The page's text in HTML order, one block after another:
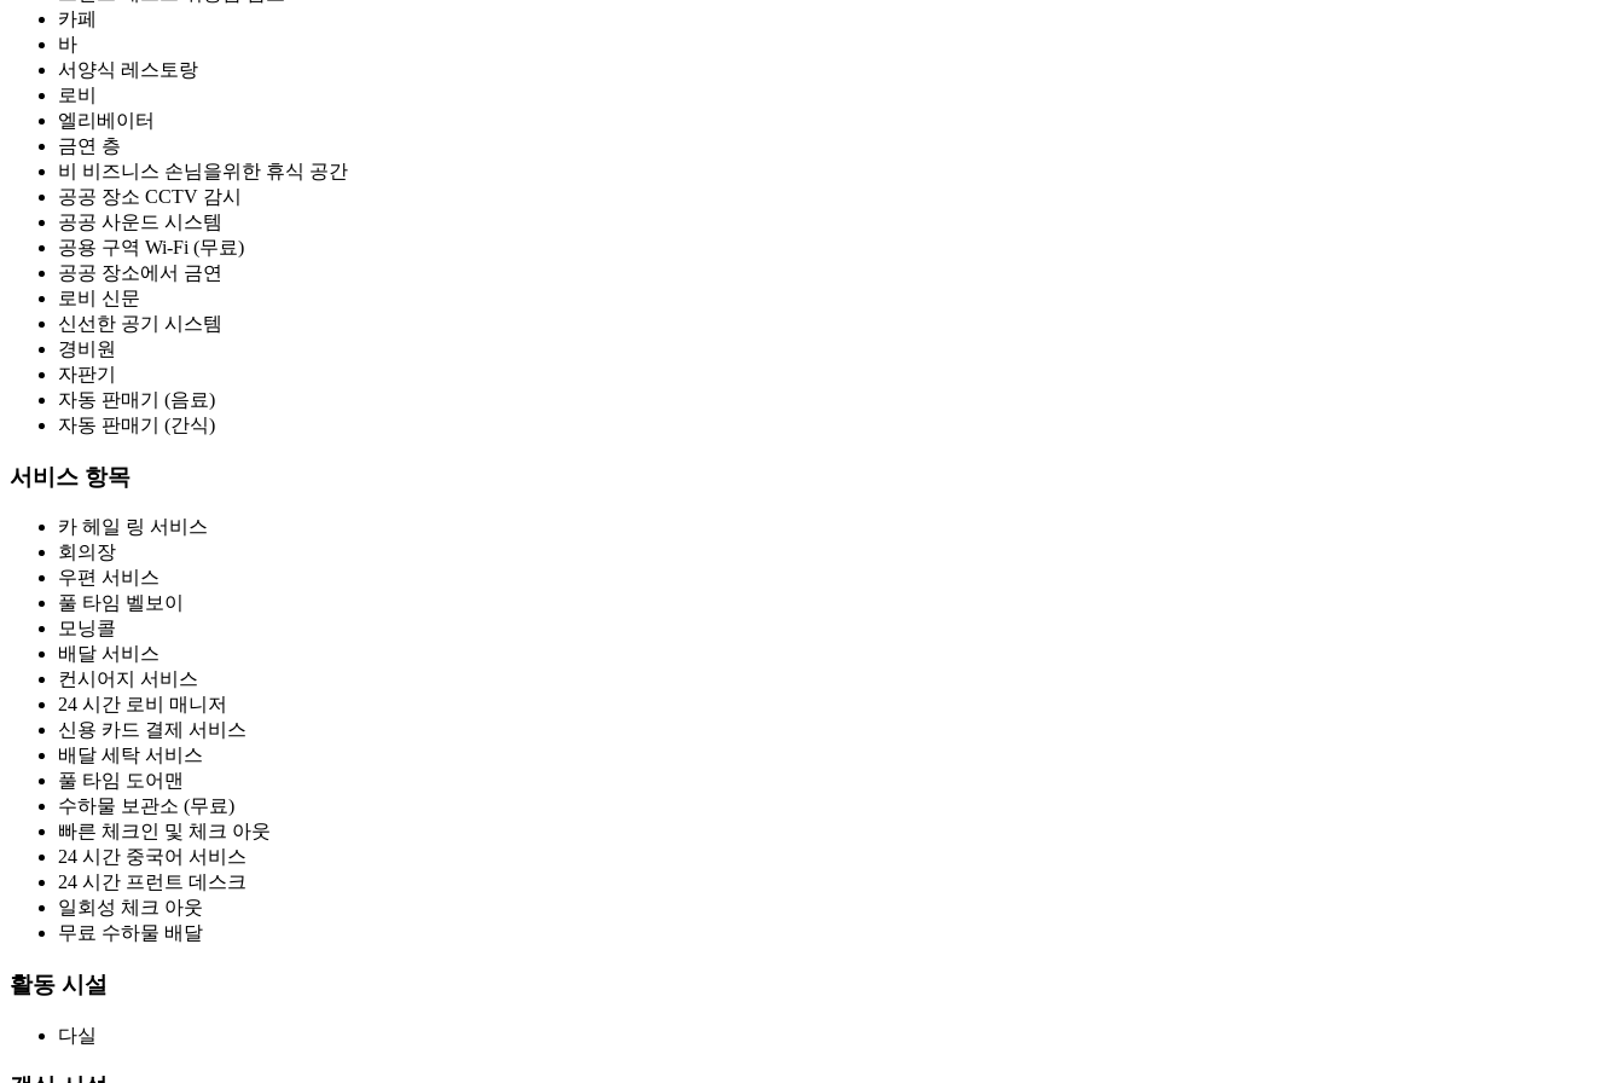
카페
바
서양식 레스토랑
로비
엘리베이터
금연 층
비 비즈니스 손님을위한 휴식 공간
공공 장소 CCTV 감시
공공 사운드 시스템
공용 구역 Wi-Fi (무료)
공공 장소에서 금연
로비 신문
신선한 공기 시스템
경비원
자판기
자동 판매기 (음료)
자동 판매기 (간식)
서비스 항목
카 헤일 링 서비스
회의장
우편 서비스
풀 타임 벨보이
모닝콜
배달 서비스
컨시어지 서비스
24 시간 로비 매니저
신용 카드 결제 서비스
배달 세탁 서비스
풀 타임 도어맨
수하물 보관소 (무료)
빠른 체크인 및 체크 아웃
24 시간 중국어 서비스
24 시간 프런트 데스크
일회성 체크 아웃
무료 수하물 배달
활동 시설
다실